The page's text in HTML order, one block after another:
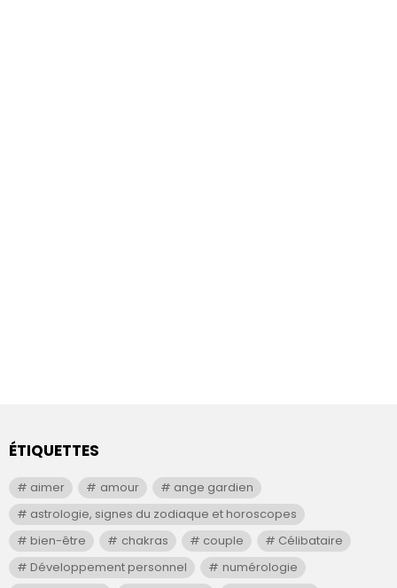
ÉTIQUETTES
aimer amour
ange gardien
astrologie, signes du zodiaque et horoscopes
bien-être
chakras couple
Célibataire
Développement personnel
numérologie